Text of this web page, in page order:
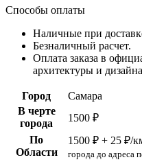
Способы оплаты
Наличные при
Безналичный расчет.
Оплата заказа в
архитектуры и
Город
Самара
В черте
города
1500 ₽
По
Области
1500 ₽ + 25 ₽/
города до адреса